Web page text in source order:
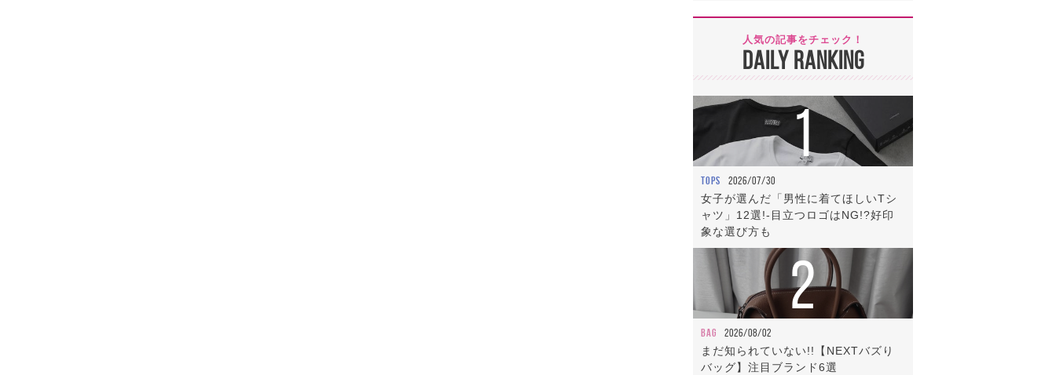
人気の記事をチェック！
DAILY RANKING
1
TOPS 2026/07/30
女子が選んだ「男性に着てほしいTシ
ャツ」12選!-目立つロゴはNG!?好印
象な選び方も
2
BAG 2026/08/02
まだ知られていない!!【NEXTバズり
バッグ】注目ブランド6選